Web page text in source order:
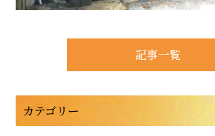
記事一覧
カテゴリー